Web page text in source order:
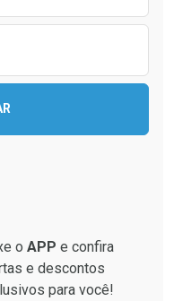
o APP e confira
e descontos
para você!